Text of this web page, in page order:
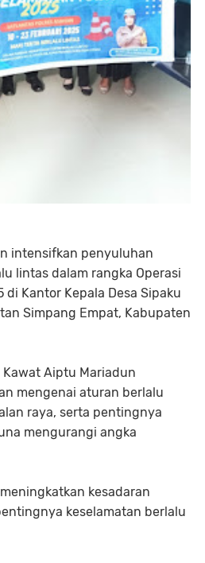
intensifkan penyuluhan
lintas dalam rangka Operasi
di Kantor Kepala Desa Sipaku
Simpang Empat, Kabupaten
Kawat Aiptu Mariadun
mengenai aturan berlalu
raya, serta pentingnya
mengurangi angka
kesadaran
keselamatan berlalu